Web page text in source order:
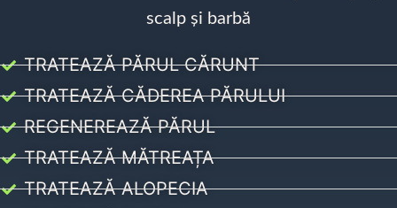
scalp și barbă
TRATEAZĂ PĂRUL CĂRUNT
TRATEAZĂ CĂDEREA PĂRULUI
REGENEREAZĂ PĂRUL
TRATEAZĂ MĂTREAȚA
TRATEAZĂ ALOPECIA